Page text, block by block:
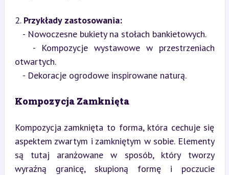
2. Przykłady zastosowania:
otwartych.
   - Dekoracje ogrodowe inspirowane naturą.
Kompozycja Zamknięta
Kompozycja zamknięta to forma, która cechuje się
aspektem zwartym i zamkniętym w sobie. Elementy
są tutaj aranżowane w sposób, który tworzy
wyraźną granicę, skupioną formę i poczucie